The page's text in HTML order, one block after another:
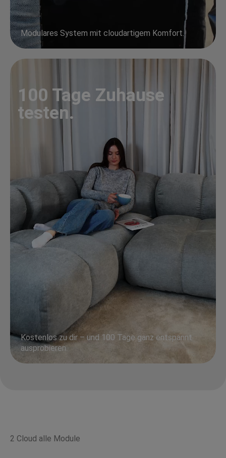
Modulares System mit cloudartigem Komfort.
100 Tage Zuhause
testen.
Kostenlos zu dir – und 100 Tage ganz entspannt
ausprobieren.
2 Cloud alle Module